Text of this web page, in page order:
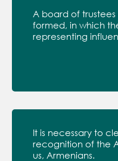
A board of
formed, in which
representing
It is necessary to
recognition of the
us, Armenians.